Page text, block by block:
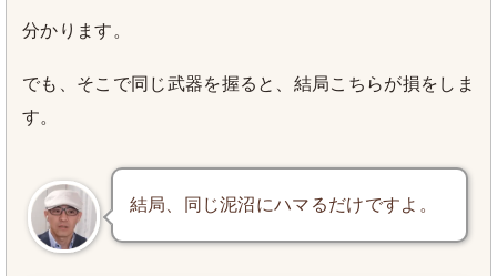
分かります。
でも、そこで同じ武器を握ると、結局こちらが損をしま
す。
結局、同じ泥沼にハマるだけですよ。